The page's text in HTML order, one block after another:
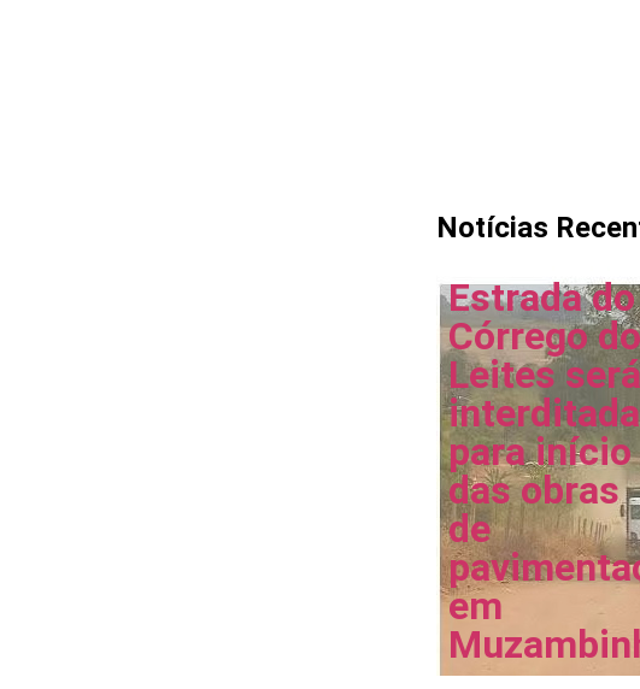
Notícias
Estrada do
Córrego
Leites será
interditada
para início
das obras
de
em